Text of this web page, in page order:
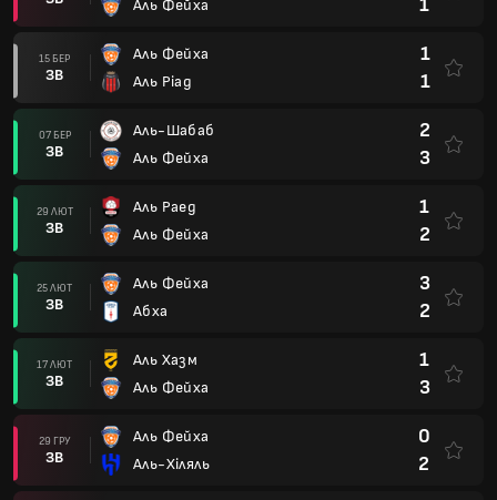
Аль Фейха
1
15 БЕР
ЗВ
Аль Фейха
Аль Ріад
1
1
07 БЕР
ЗВ
Аль-Шабаб
Аль Фейха
2
3
29 ЛЮТ
ЗВ
Аль Раед
Аль Фейха
1
2
25 ЛЮТ
ЗВ
Аль Фейха
Абха
3
2
17 ЛЮТ
ЗВ
Аль Хазм
Аль Фейха
1
3
29 ГРУ
ЗВ
Аль Фейха
Аль-Хіляль
0
2